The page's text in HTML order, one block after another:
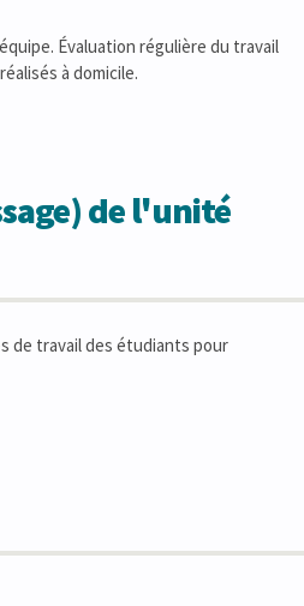
Évaluation régulière du travail
à domicile.
de l'unité
de travail des étudiants pour